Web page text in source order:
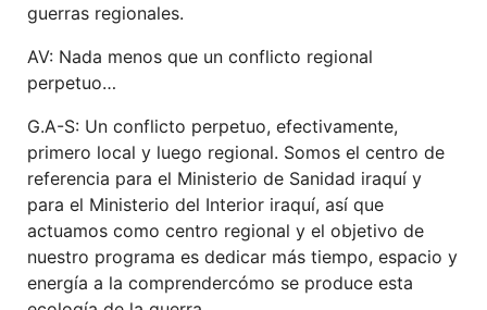
guerras regionales.
AV: Nada menos que un conflicto regional
perpetuo…
G.A-S: Un conflicto perpetuo, efectivamente,
primero local y luego regional. Somos el centro de
referencia para el Ministerio de Sanidad iraquí y
para el Ministerio del Interior iraquí, así que
actuamos como centro regional y el objetivo de
nuestro programa es dedicar más tiempo, espacio y
energía a la comprendercómo se produce esta